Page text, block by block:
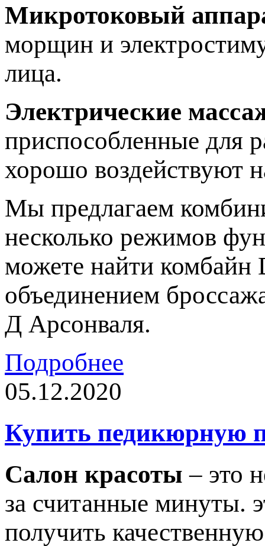
Микротоковый
морщин и
лица.
Электрические
приспособленные для
хорошо воздействуют
Мы предлагаем
несколько режимов
можете найти комбайн
объединением
Д Арсонваля.
Подробнее
05.12.2020
Купить педикюрную
Салон красоты – это
за считанные минуты.
получить